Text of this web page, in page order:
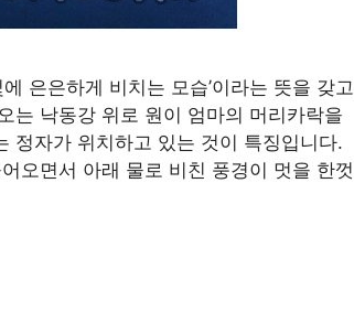
은은하게 비치는 모습’이라는 뜻을 갖고
는 낙동강 위로 원이 엄마의 머리카락을
정자가 위치하고 있는 것이 특징입니다.
오면서 아래 물로 비친 풍경이 멋을 한껏